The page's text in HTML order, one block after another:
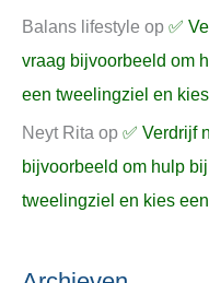
Balans lifestyle op ✅
vraag bijvoorbeeld om
een tweelingziel en
Neyt Rita op ✅ Verdrijf
bijvoorbeeld om hulp
tweelingziel en kies